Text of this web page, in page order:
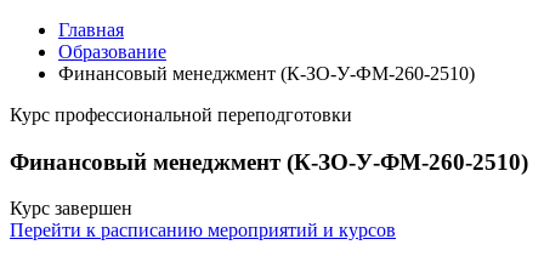
Главная
Образование
Финансовый менеджмент (К-ЗО-У-ФМ-260-2510)
Курс профессиональной переподготовки
Финансовый менеджмент (К-ЗО-У-ФМ-260-2510)
Курс завершен
Перейти к расписанию мероприятий и курсов